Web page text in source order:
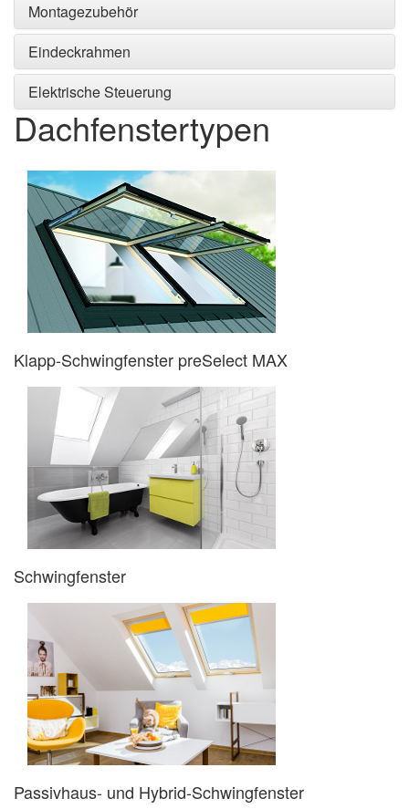
Montagezubehör
Eindeckrahmen
Elektrische Steuerung
Dachfenstertypen
Klapp-Schwingfenster preSelect MAX
Schwingfenster
Passivhaus- und Hybrid-Schwingfenster